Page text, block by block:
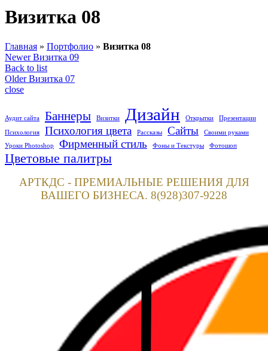
Визитка 08
Главная » Портфолио » Визитка 08
Newer Визитка 09
Back to list
Older Визитка 07
close
Аудит сайта Баннеры Визитки Дизайн Открытки Презентации
Психология Психология цвета Рассказы Сайты
Своими руками
Уроки Photoshop
Фирменный стиль Фоны и Текстуры Фотошоп
Цветовые палитры
АРТКДС - ПРЕМИАЛЬНЫЕ РЕШЕНИЯ ДЛЯ
ВАШЕГО БИЗНЕСА. 8(928)307-9228